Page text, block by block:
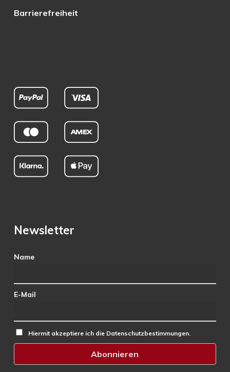
Barrierefreiheit
Newsletter
Name
E-Mail
Hiermit akzeptiere ich die Datenschutzbestimmungen.